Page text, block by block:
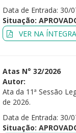
Data de Entrada: 30/
Situação:
VER NA ÍNTEGRA
Atas N° 32/2026
Autor:
Ata da 11ª Sessão
de 2026.
Data de Entrada: 30/
Situação: